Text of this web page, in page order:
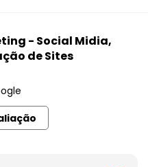
- Social Midia,
de Sites